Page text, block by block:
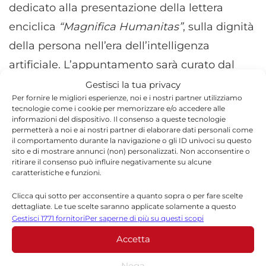
Gestisci la tua privacy
Per fornire le migliori esperienze, noi e i nostri partner utilizziamo
tecnologie come i cookie per memorizzare e/o accedere alle
informazioni del dispositivo. Il consenso a queste tecnologie
permetterà a noi e ai nostri partner di elaborare dati personali come
il comportamento durante la navigazione o gli ID univoci su questo
sito e di mostrare annunci (non) personalizzati. Non acconsentire o
ritirare il consenso può influire negativamente su alcune
caratteristiche e funzioni.
Clicca qui sotto per acconsentire a quanto sopra o per fare scelte
dettagliate. Le tue scelte saranno applicate solamente a questo
sito. È possibile modificare le impostazioni in qualsiasi momento,
compreso il ritiro del consenso, utilizzando i pulsanti della Cookie
Policy o cliccando sul pulsante di gestione del consenso nella parte
inferiore dello schermo.
Gestisci 1771 fornitoriPer saperne di più su questi scopi
Accetta
dedicato alla presentazione della lettera
enciclica “Magnifica Humanitas”, sulla dignità
della persona nell’era dell’intelligenza
artificiale. L’appuntamento sarà curato dal
teologo don Alessandro Rovello.